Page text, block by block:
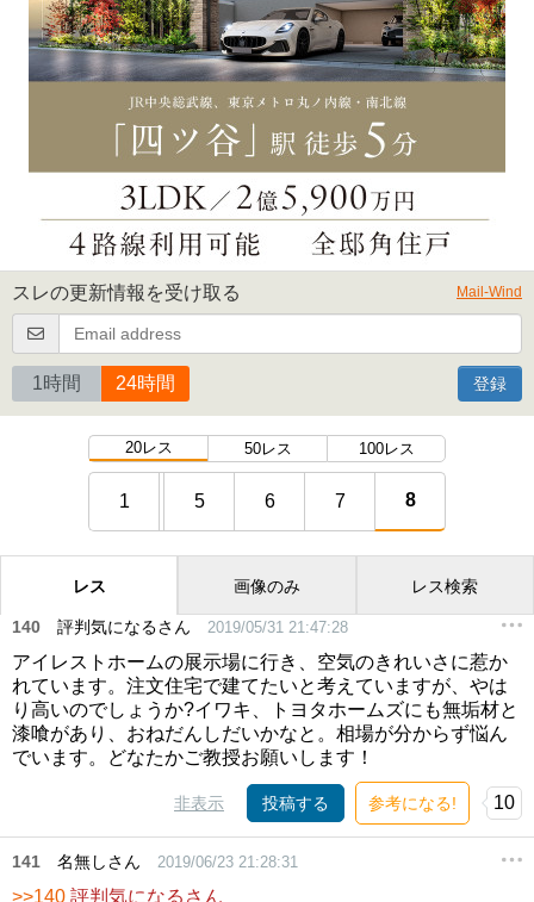
スレの更新情報を受け取る Mail-Wind
1時間 24時間 登録
20レス 50レス 100レス
1 5 6 7 8
レス 画像のみ レス検索
140 評判気になるさん 2019/05/31 21:47:28
アイレストホームの展示場に行き、空気のきれいさに惹か
れています。注文住宅で建てたいと考えていますが、やは
り高いのでしょうか?イワキ、トヨタホームズにも無垢材と
漆喰があり、おねだんしだいかなと。相場が分からず悩ん
でいます。どなたかご教授お願いします！
非表示 投稿する 参考になる! 10
141 名無しさん 2019/06/23 21:28:31
>>140 評判気になるさん